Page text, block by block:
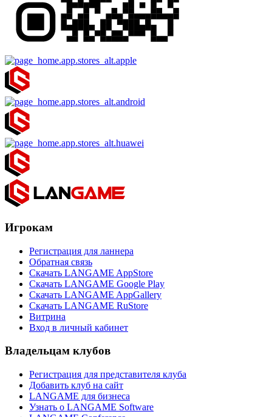
Игрокам
Регистрация для ланнера
Обратная связь
Скачать LANGAME AppStore
Скачать LANGAME Google Play
Скачать LANGAME AppGallery
Скачать LANGAME RuStore
Витрина
Вход в личный кабинет
Владельцам клубов
Регистрация для представителя клуба
Добавить клуб на сайт
LANGAME для бизнеса
Узнать о LANGAME Software